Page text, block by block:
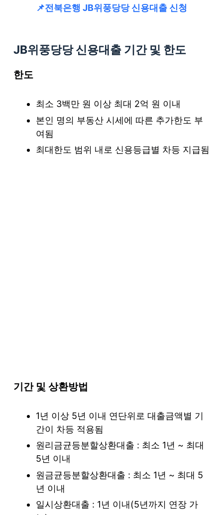
📌전북은행 JB위풍당당 신용대출 신청
JB위풍당당 신용대출 기간 및 한도
한도
최소 3백만 원 이상 최대 2억 원 이내
본인 명의 부동산 시세에 따른 추가한도 부
여됨
최대한도 범위 내로 신용등급별 차등 지급됨
기간 및 상환방법
1년 이상 5년 이내 연단위로 대출금액별 기
간이 차등 적용됨
원리금균등분할상환대출 : 최소 1년 ~ 최대
5년 이내
원금균등분할상환대출 : 최소 1년 ~ 최대 5
년 이내
일시상환대출 : 1년 이내(5년까지 연장 가